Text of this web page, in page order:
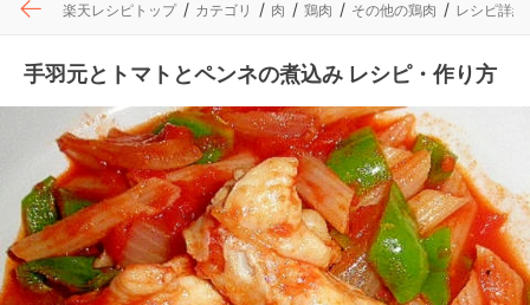
楽天レシピトップ カテゴリ 肉 鶏肉 その他の鶏肉 レシピ詳細
手羽元とトマトとペンネの煮込み レシピ・作り方